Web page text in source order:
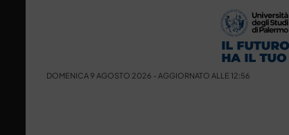
DOMENICA 9 AGOSTO 2026 - AGGIORNATO ALLE 12:56